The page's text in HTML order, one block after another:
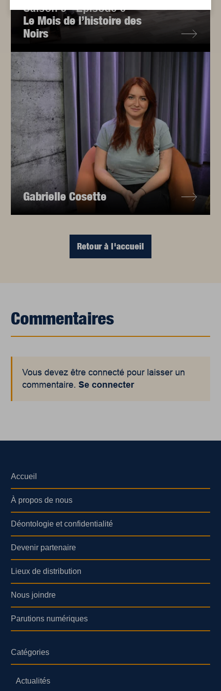
Saison 3 - Épisode 6
Le Mois de l’histoire des
Noirs
Gabrielle Cosette
Retour à l'accueil
Commentaires
Vous devez être connecté pour laisser un
commentaire.Se connecter
Accueil
À propos de nous
Déontologie et confidentialité
Devenir partenaire
Lieux de distribution
Nous joindre
Parutions numériques
Catégories
Actualités